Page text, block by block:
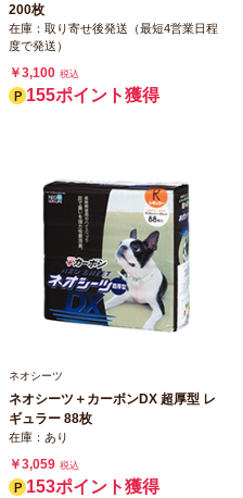
200枚
在庫：取り寄せ後発送（最短4営業日程
度で発送）
￥3,100 税込
155ポイント獲得
ネオシーツ
ネオシーツ＋カーボンDX 超厚型 レ
ギュラー 88枚
在庫：あり
￥3,059 税込
153ポイント獲得